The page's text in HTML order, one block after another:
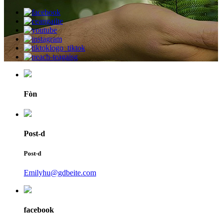
Fòn
Post-d
Post-d
Emilyhu@gdbeite.com
facebook